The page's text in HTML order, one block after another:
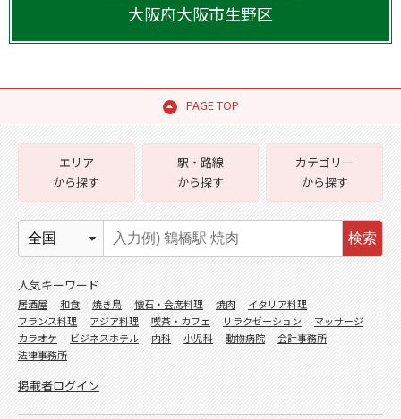
大阪府大阪市生野区
PAGE TOP
エリア
から探す
駅・路線
から探す
カテゴリー
から探す
検索
人気キーワード
居酒屋 和食 焼き鳥 懐石・会席料理 焼肉
イタリア料理
フランス料理
アジア料理 喫茶・カフェ リラクゼーション
マッサージ
カラオケ
ビジネスホテル 内科 小児科 動物病院
会計事務所
法律事務所
掲載者ログイン